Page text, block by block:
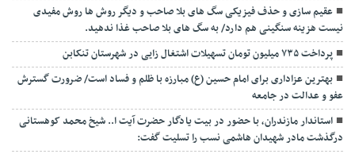
عقیم سازی و حذف فیزیکی سگ های بلا صاحب و دیگر روش ها روش مفیدی
نیست هزینه سنگینی هم دارد/ به سگ های بلا صاحب غذا ندهید.
پرداخت ۷۳۵ میلیون تومان تسهیلات اشتغال زایی در شهرستان تنکابن
بهترین عزاداری برای امام حسین (ع) مبارزه با ظلم و فساد است/ ضرورت گسترش
عفو و عدالت در جامعه
استاندار مازندران، با حضور در بیت یادگار حضرت آیت ا.. شیخ محمد کوهستانی
درگذشت مادر شهیدان هاشمی نسب را تسلیت گفت: